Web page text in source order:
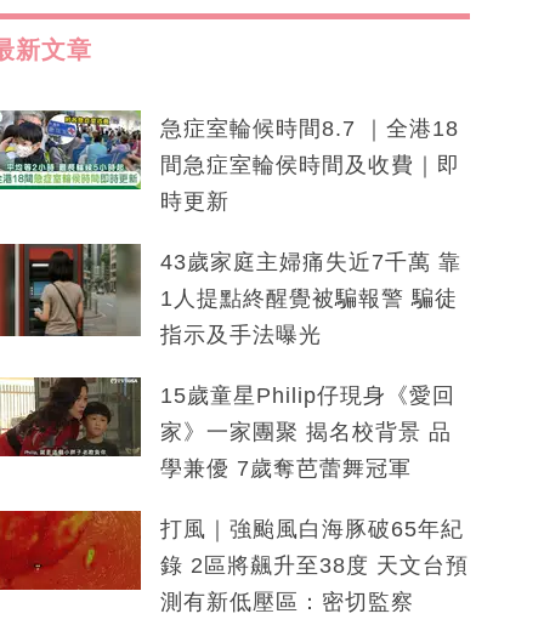
新文章
急症室輪候時間8.7 ｜全港18
間急症室輪侯時間及收費｜即
時更新
43歲家庭主婦痛失近7千萬 靠
1人提點終醒覺被騙報警 騙徒
指示及手法曝光
15歲童星Philip仔現身《愛回
家》一家團聚 揭名校背景 品
學兼優 7歲奪芭蕾舞冠軍
打風｜強颱風白海豚破65年紀
錄 2區將飆升至38度 天文台預
測有新低壓區：密切監察